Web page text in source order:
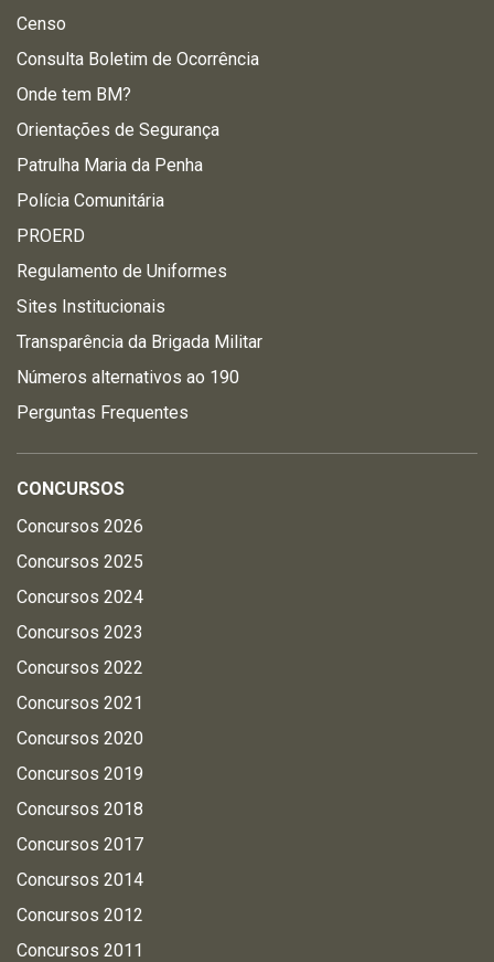
Censo
Consulta Boletim de Ocorrência
Onde tem BM?
Orientações de Segurança
Patrulha Maria da Penha
Polícia Comunitária
PROERD
Regulamento de Uniformes
Sites Institucionais
Transparência da Brigada Militar
Números alternativos ao 190
Perguntas Frequentes
CONCURSOS
Concursos 2026
Concursos 2025
Concursos 2024
Concursos 2023
Concursos 2022
Concursos 2021
Concursos 2020
Concursos 2019
Concursos 2018
Concursos 2017
Concursos 2014
Concursos 2012
Concursos 2011